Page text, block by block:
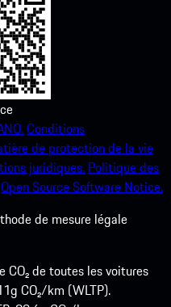
Conditions
de protection de la vie
juridiques. Politique des
Open Source Software Notice.
de mesure légale
CO₂ de toutes les voitures
CO₂/km (WLTP).